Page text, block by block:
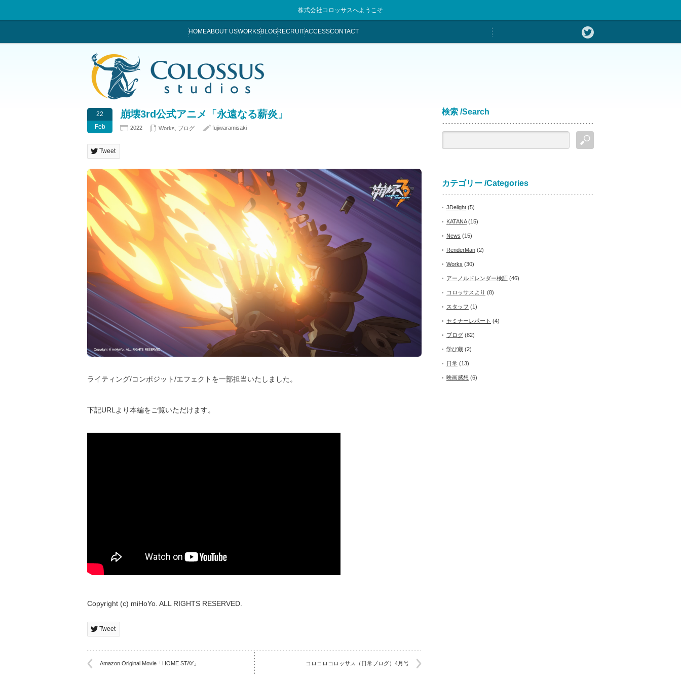
株式会社コロッサスへようこそ
HOMEABOUT USWORKSBLOGRECRUITACCESSCONTACT
22
Feb
崩壊3rd公式アニメ「永遠なる薪炎」
2022 Works ブログ fujiwaramisaki
Tweet
ライティング/コンポジット/エフェクトを一部担当いたしました。
下記URLより本編をご覧いただけます。
Copyright (c) miHoYo. ALL RIGHTS RESERVED.
Tweet
Amazon Original Movie「HOME STAY」 コロコロコロッサス（日常ブログ）4月号
検索 /Search
カテゴリー /Categories
3Delight (5)
KATANA(15)
News (15)
RenderMan (2)
Works (30)
アーノルドレンダー検証 (46)
コロッサスより (8)
スタッフ (1)
セミナーレポート (4)
ブログ (82)
学び蔵 (2)
日常 (13)
映画感想 (6)